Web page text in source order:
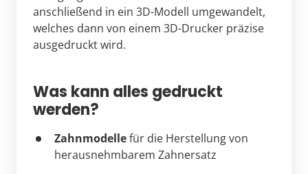
anschließend in ein 3D-Modell umgewandelt,
welches dann von einem 3D-Drucker präzise
ausgedruckt wird.
Was kann alles gedruckt
werden?
Zahnmodelle für die Herstellung von
herausnehmbarem Zahnersatz